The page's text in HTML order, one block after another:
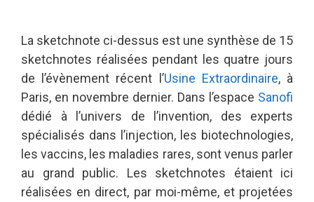
La sketchnote ci-dessus est une synthèse de 15
sketchnotes réalisées pendant les quatre jours
de l’évènement récent l’Usine Extraordinaire, à
Paris, en novembre dernier. Dans l’espace Sanofi
dédié à l’univers de l’invention, des experts
spécialisés dans l’injection, les biotechnologies,
les vaccins, les maladies rares, sont venus parler
au grand public. Les sketchnotes étaient ici
réalisées en direct, par moi-même, et projetées